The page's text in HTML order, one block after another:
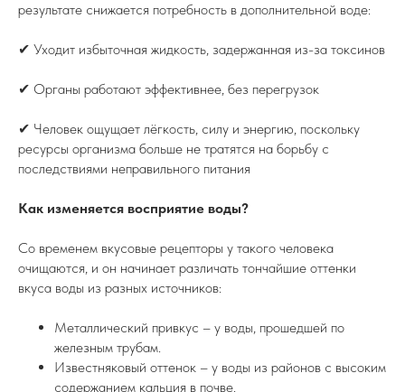
результате снижается потребность в дополнительной воде:
✔ Уходит избыточная жидкость, задержанная из-за токсинов
✔ Органы работают эффективнее, без перегрузок
✔ Человек ощущает лёгкость, силу и энергию, поскольку
ресурсы организма больше не тратятся на борьбу с
последствиями неправильного питания
Как изменяется восприятие воды?
Со временем вкусовые рецепторы у такого человека
очищаются, и он начинает различать тончайшие оттенки
вкуса воды из разных источников:
Металлический привкус – у воды, прошедшей по
железным трубам.
Известняковый оттенок – у воды из районов с высоким
содержанием кальция в почве.